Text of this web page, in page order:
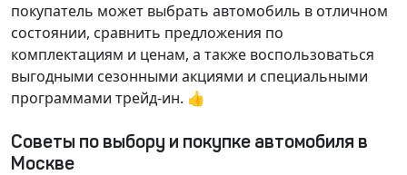
покупатель может выбрать автомобиль в отличном
состоянии, сравнить предложения по
комплектациям и ценам, а также воспользоваться
выгодными сезонными акциями и специальными
программами трейд-ин. 👍
Советы по выбору и покупке автомобиля в
Москве